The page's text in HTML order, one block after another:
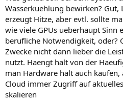
Wasserkuehlung bewirken? Gut,
erzeugt Hitze, aber evtl. sollte
wie viele GPUs ueberhaupt Sinn
berufliche Notwendigkeit, oder?
Zwecke nicht dann lieber die
nutzt. Haengt halt von der
man Hardware halt auch
Cloud immer Zugriff auf
skalieren